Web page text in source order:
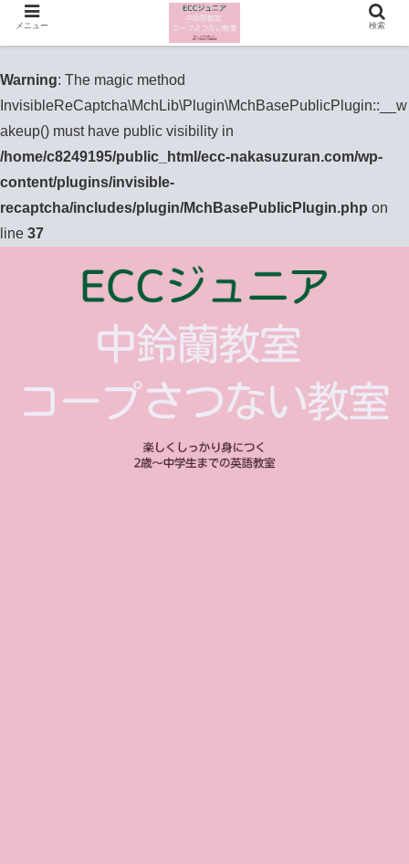
Warning: The magic method
InvisibleReCaptcha\MchLib\Plugin\MchBasePublicPlugin::__w
akeup() must have public visibility in
/home/c8249195/public_html/ecc-nakasuzuran.com/wp-
content/plugins/invisible-
recaptcha/includes/plugin/MchBasePublicPlugin.php on
line 37
メニュー 検索